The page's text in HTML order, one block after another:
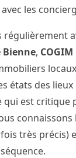
les
Bienne, COGIM
états des lieux
qui est
très précis)